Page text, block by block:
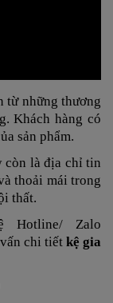
từ những thương
Khách hàng có
sản phẩm.
còn là địa chỉ tin
thoải mái trong
thất.
Hotline/ Zalo
chi tiết kệ gia